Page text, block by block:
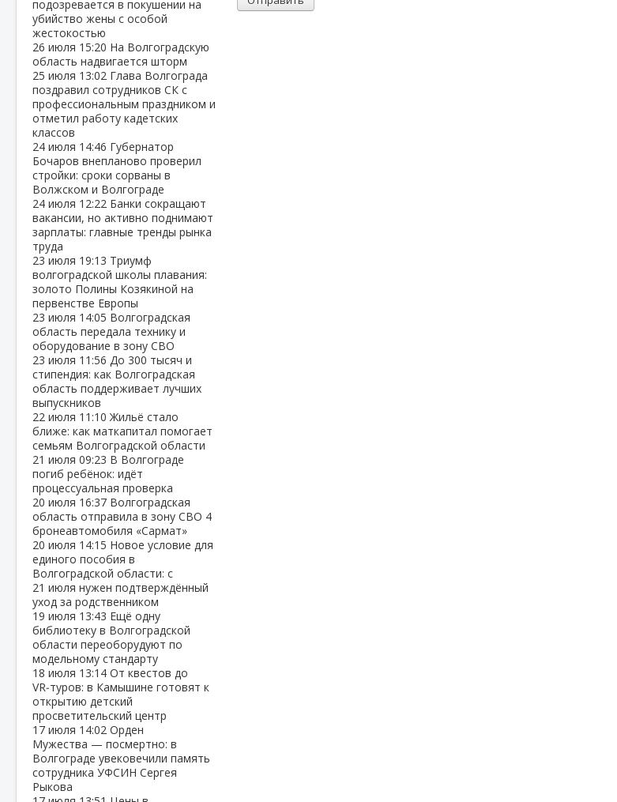
подозревается в покушении на
убийство жены с особой
жестокостью
26 июля 15:20 На Волгоградскую
область надвигается шторм
25 июля 13:02 Глава Волгограда
поздравил сотрудников СК с
профессиональным праздником и
отметил работу кадетских
классов
24 июля 14:46 Губернатор
Бочаров внепланово проверил
стройки: сроки сорваны в
Волжском и Волгограде
24 июля 12:22 Банки сокращают
вакансии, но активно поднимают
зарплаты: главные тренды рынка
труда
23 июля 19:13 Триумф
волгоградской школы плавания:
золото Полины Козякиной на
первенстве Европы
23 июля 14:05 Волгоградская
область передала технику и
оборудование в зону СВО
23 июля 11:56 До 300 тысяч и
стипендия: как Волгоградская
область поддерживает лучших
выпускников
22 июля 11:10Жильё стало
ближе: как маткапитал помогает
семьям Волгоградской области
21 июля 09:23 В Волгограде
погиб ребёнок: идёт
процессуальная проверка
20 июля 16:37 Волгоградская
область отправила в зону СВО 4
бронеавтомобиля «Сармат»
20 июля 14:15 Новое условие для
единого пособия в
Волгоградской области: с
21 июля нужен подтверждённый
уход за родственником
19 июля 13:43 Ещё одну
библиотеку в Волгоградской
области переоборудуют по
модельному стандарту
18 июля 13:14 От квестов до
VR‑туров: в Камышине готовят к
открытию детский
просветительский центр
17 июля 14:02 Орден
Мужества — посмертно: в
Волгограде увековечили память
сотрудника УФСИН Сергея
Рыкова